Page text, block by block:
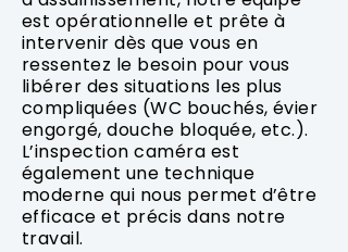
est opérationnelle et prête à
intervenir dès que vous en
ressentez le besoin pour vous
libérer des situations les plus
compliquées (WC bouchés, évier
engorgé, douche bloquée, etc.).
L’inspection caméra est
également une technique
moderne qui nous permet d’être
efficace et précis dans notre
travail.